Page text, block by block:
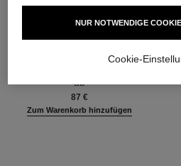
Eau de Parfum Zerstäuber
ab
87 €
Zum Warenkorb hinzufügen
NUR NOTWENDIGE
Cookie-